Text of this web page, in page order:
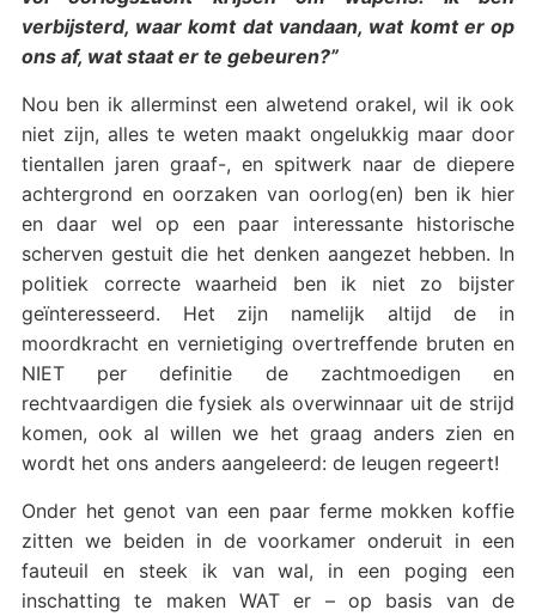
verbijsterd, waar komt dat vandaan, wat komt er op
ons af, wat staat er te gebeuren?”
Nou ben ik allerminst een alwetend orakel, wil ik ook
niet zijn, alles te weten maakt ongelukkig maar door
tientallen jaren graaf-, en spitwerk naar de diepere
achtergrond en oorzaken van oorlog(en) ben ik hier
en daar wel op een paar interessante historische
scherven gestuit die het denken aangezet hebben. In
politiek correcte waarheid ben ik niet zo bijster
geïnteresseerd. Het zijn namelijk altijd de in
moordkracht en vernietiging overtreffende bruten en
NIET per definitie de zachtmoedigen en
rechtvaardigen die fysiek als overwinnaar uit de strijd
komen, ook al willen we het graag anders zien en
wordt het ons anders aangeleerd: de leugen regeert!
Onder het genot van een paar ferme mokken koffie
zitten we beiden in de voorkamer onderuit in een
fauteuil en steek ik van wal, in een poging een
inschatting te maken WAT er – op basis van de